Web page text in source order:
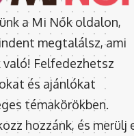
a Mi Nők oldalon,
megtalálsz, ami
való! Felfedezhetsz
és ajánlókat
témakörökben.
hozzánk, és merülj